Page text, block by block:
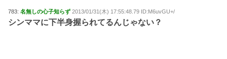
783: 名無しの心子知らず 2013/01/31(木) 17:55:48.79 ID:M6uvGU+/
シンママに下半身握られてるんじゃない？